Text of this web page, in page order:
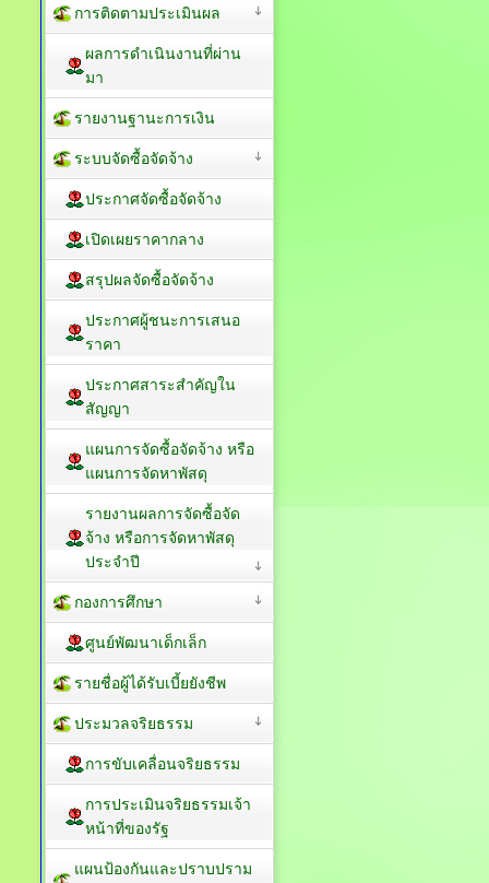
การติดตามประเมินผล
ผลการดำเนินงานที่ผ่าน
มา
รายงานฐานะการเงิน
ระบบจัดซื้อจัดจ้าง
ประกาศจัดซื้อจัดจ้าง
เปิดเผยราคากลาง
สรุปผลจัดซื้อจัดจ้าง
ประกาศผู้ชนะการเสนอ
ราคา
ประกาศสาระสำคัญใน
สัญญา
แผนการจัดซื้อจัดจ้าง หรือ
แผนการจัดหาพัสดุ
รายงานผลการจัดซื้อจัด
จ้าง หรือการจัดหาพัสดุ
ประจำปี
กองการศึกษา
ศูนย์พัฒนาเด็กเล็ก
รายชื่อผู้ได้รับเบี้ยยังชีพ
ประมวลจริยธรรม
การขับเคลื่อนจริยธรรม
การประเมินจริยธรรมเจ้า
หน้าที่ของรัฐ
แผนป้องกันและปราบปราม